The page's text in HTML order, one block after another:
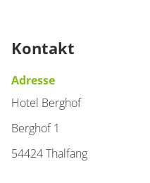
Kontakt
Adresse
Hotel Berghof
Berghof 1
54424 Thalfang